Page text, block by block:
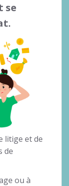
se
litige et de
de
ou à